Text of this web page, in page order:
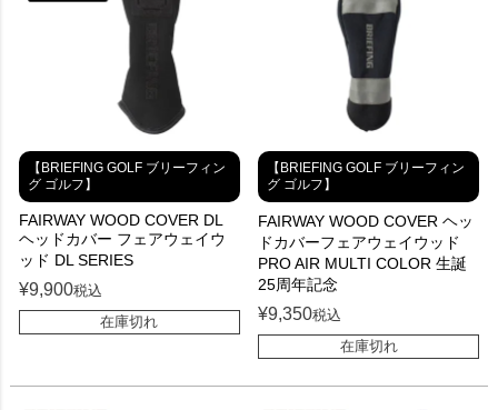
【BRIEFING GOLF ブリーフィン
グ ゴルフ】
FAIRWAY WOOD COVER DL
ヘッドカバー フェアウェイウ
ッド DL SERIES
¥9,900税込
在庫切れ
【BRIEFING GOLF ブリーフィン
グ ゴルフ】
FAIRWAY WOOD COVER ヘッ
ドカバーフェアウェイウッド
PRO AIR MULTI COLOR 生誕
25周年記念
¥9,350税込
在庫切れ